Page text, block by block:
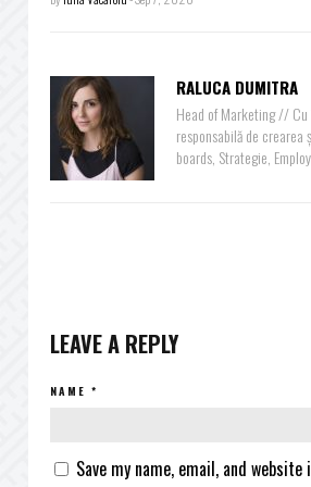
RALUCA DUMITRA
Head of Marketing // Cu
responsabilă de
boards, Strategie,
LEAVE A REPLY
NAME *
Save my name, email, and